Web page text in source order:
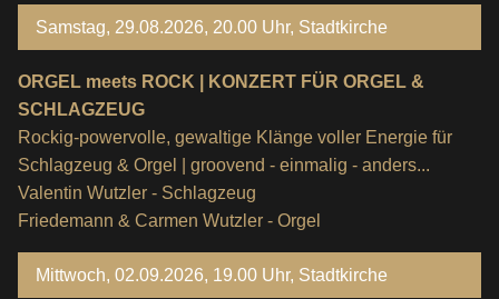
Samstag, 29.08.2026, 20.00 Uhr, Stadtkirche
ORGEL meets ROCK | KONZERT FÜR ORGEL &
SCHLAGZEUG
Rockig-powervolle, gewaltige Klänge voller Energie für
Schlagzeug & Orgel | groovend - einmalig - anders...
Valentin Wutzler - Schlagzeug
Friedemann & Carmen Wutzler - Orgel
Mittwoch, 02.09.2026, 19.00 Uhr, Stadtkirche